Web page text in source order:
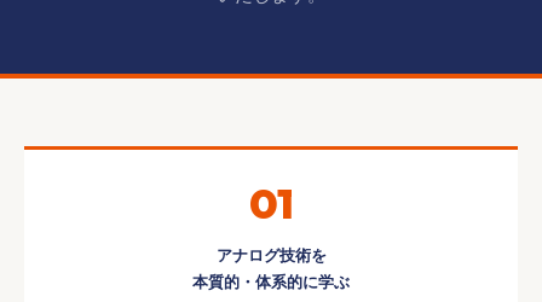
01
アナログ技術を
本質的・体系的に学ぶ